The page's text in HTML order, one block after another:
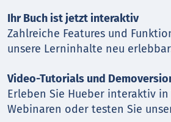
Ihr Buch ist jetzt interaktiv
Zahlreiche Features und
unsere Lerninhalte neu
Video-Tutorials und
Erleben Sie Hueber interaktiv in
Webinaren oder testen Sie